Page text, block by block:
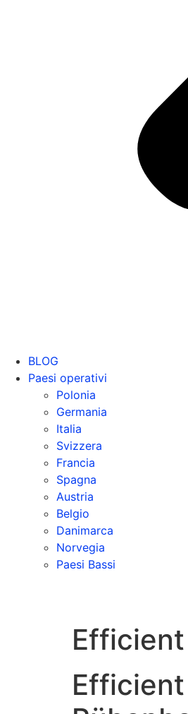
BLOG
Paesi operativi
Polonia
Germania
Italia
Svizzera
Francia
Spagna
Austria
Belgio
Danimarca
Norvegia
Paesi Bassi